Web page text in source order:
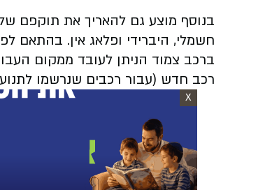
בנוסף מוצע גם להאריך את תוקפם
חשמלי, היברידי ופלאג אין. בהתאם
רכב חדש (עבור רכבים שנרשמו לתנועה לאחר 1
X